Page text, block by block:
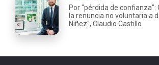
Por "pérdida de confianza":
la renuncia no voluntaria a
Niñez", Claudio Castillo